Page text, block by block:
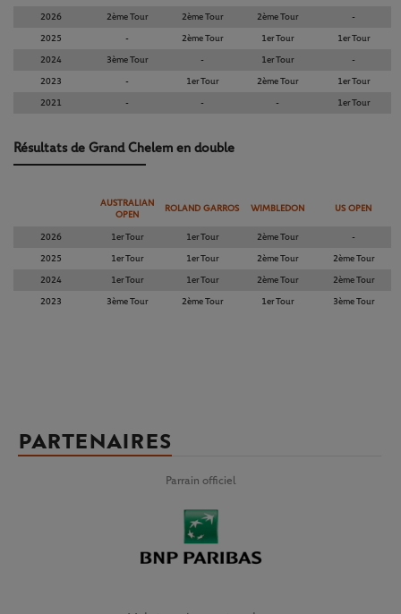
2026 2ème Tour 2ème Tour 2ème Tour -
2025 - 2ème Tour 1er Tour 1er Tour
2024 3ème Tour - 1er Tour -
2023 - 1er Tour 2ème Tour 1er Tour
2021 - - - 1er Tour
Résultats de Grand Chelem en double
AUSTRALIAN
OPEN
ROLAND GARROS WIMBLEDON US OPEN
2026 1er Tour 1er Tour 2ème Tour -
2025 1er Tour 1er Tour 2ème Tour 2ème Tour
2024 1er Tour 1er Tour 2ème Tour 2ème Tour
2023 3ème Tour 2ème Tour 1er Tour 3ème Tour
PARTENAIRES
Parrain officiel